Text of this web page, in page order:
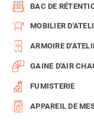
BAC DE
MOBILIER
ARMOIRE
GAINE D'AIR
FUMISTERIE
APPAREIL DE